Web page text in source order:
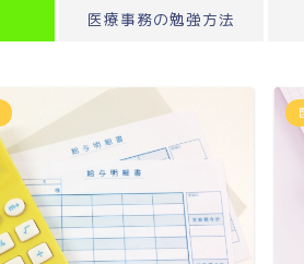
医療事務の勉強方法